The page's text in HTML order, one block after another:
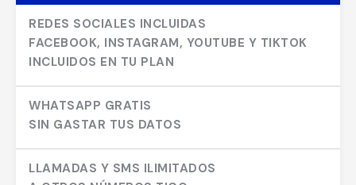
REDES SOCIALES INCLUIDAS
FACEBOOK, INSTAGRAM, YOUTUBE Y TIKTOK
INCLUIDOS EN TU PLAN
WHATSAPP GRATIS
SIN GASTAR TUS DATOS
LLAMADAS Y SMS ILIMITADOS